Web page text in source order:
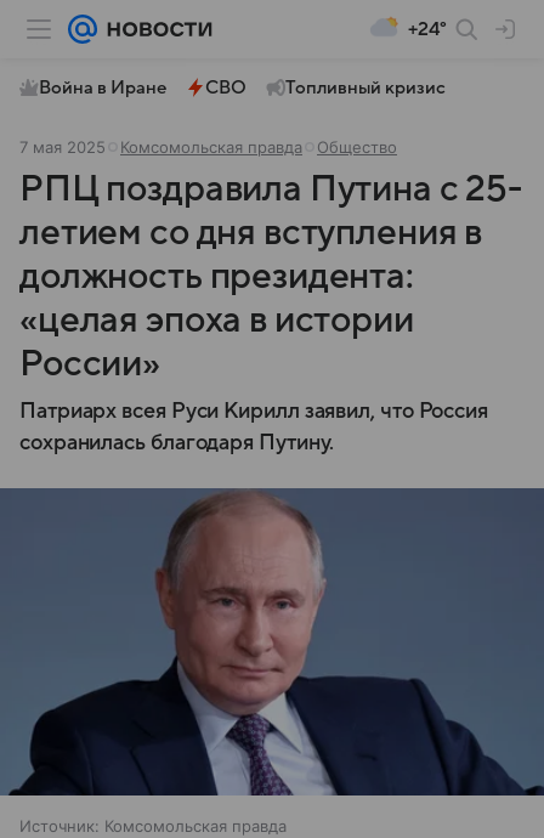
+24°
Война в Иране СВО Топливный кризис
7 мая 2025 Комсомольская правда Общество
РПЦ поздравила Путина с 25-
летием со дня вступления в
должность президента:
«целая эпоха в истории
России»
Патриарх всея Руси Кирилл заявил, что Россия
сохранилась благодаря Путину.
Источник: Комсомольская правда